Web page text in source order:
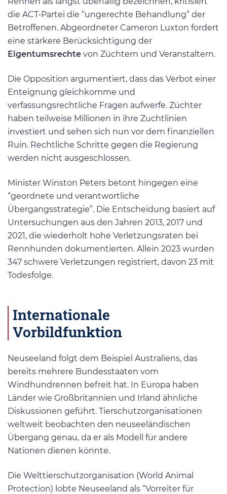
die ACT-Partei die “ungerechte Behandlung” der
Betroffenen. Abgeordneter Cameron Luxton fordert
eine stärkere Berücksichtigung der
Eigentumsrechte von Züchtern und Veranstaltern.
Die Opposition argumentiert, dass das Verbot einer
Enteignung gleichkomme und
verfassungsrechtliche Fragen aufwerfe. Züchter
haben teilweise Millionen in ihre Zuchtlinien
investiert und sehen sich nun vor dem finanziellen
Ruin. Rechtliche Schritte gegen die Regierung
werden nicht ausgeschlossen.
Minister Winston Peters betont hingegen eine
“geordnete und verantwortliche
Übergangsstrategie”. Die Entscheidung basiert auf
Untersuchungen aus den Jahren 2013, 2017 und
2021, die wiederholt hohe Verletzungsraten bei
Rennhunden dokumentierten. Allein 2023 wurden
347 schwere Verletzungen registriert, davon 23 mit
Todesfolge.
Internationale
Vorbildfunktion
Neuseeland folgt dem Beispiel Australiens, das
bereits mehrere Bundesstaaten vom
Windhundrennen befreit hat. In Europa haben
Länder wie Großbritannien und Irland ähnliche
Diskussionen geführt. Tierschutzorganisationen
weltweit beobachten den neuseeländischen
Übergang genau, da er als Modell für andere
Nationen dienen könnte.
Die Welttierschutzorganisation (World Animal
Protection) lobte Neuseeland als “Vorreiter für